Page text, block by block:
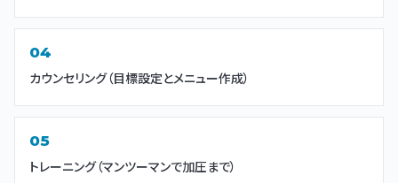
カウンセリング（目標設定とメニュー作成）
トレーニング（マンツーマンで加圧まで）